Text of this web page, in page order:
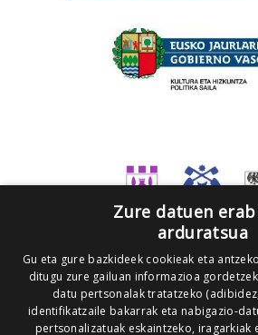
Zure datuen
arduratsua
Gu eta gure bazkideek cookieak eta
ditugu zure gailuan informazioa
datu pertsonalak tratatzeko
identifikatzaile bakarrak eta nabigazio-
pertsonalizatuak eskaintzeko, iragarkiak